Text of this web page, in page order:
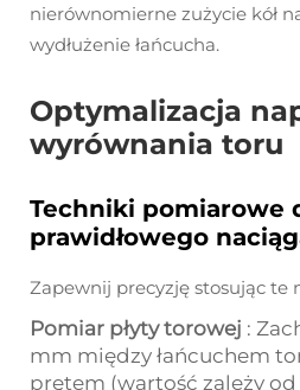
nierównomierne zużycie kół
wydłużenie łańcucha.
Optymalizacja
wyrównania toru
Techniki pomiarowe
prawidłowego
Zapewnij precyzję stosując te
Pomiar płyty torowej :
mm między łańcuchem
prętem (wartość zależy